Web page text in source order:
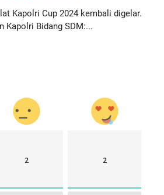
Kapolri Cup 2024 kembali digelar.
Kapolri Bidang SDM:...
2 2